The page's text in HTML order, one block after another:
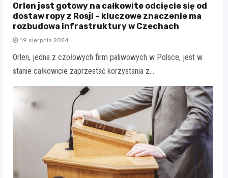
Orlen jest gotowy na całkowite odcięcie się od
dostaw ropy z Rosji – kluczowe znaczenie ma
rozbudowa infrastruktury w Czechach
19 sierpnia 2024
Orlen, jedna z czołowych firm paliwowych w Polsce, jest w
stanie całkowicie zaprzestać korzystania z…